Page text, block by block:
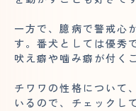
一方で、臆病で警戒心
す。番犬としては優秀
吠え癖や噛み癖が付く
チワワの性格について
いるので、チェックし